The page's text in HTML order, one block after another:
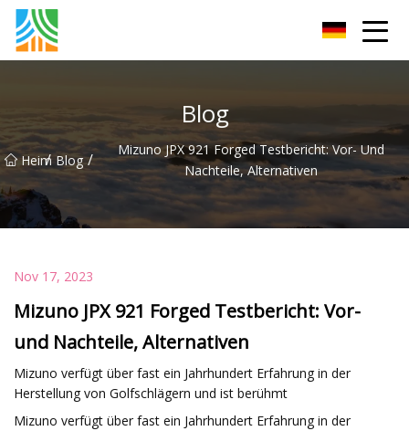
Blog
Heim
/ Blog /
Mizuno JPX 921 Forged Testbericht: Vor- Und
Nachteile, Alternativen
Nov 17, 2023
Mizuno JPX 921 Forged Testbericht: Vor-
und Nachteile, Alternativen
Mizuno verfügt über fast ein Jahrhundert Erfahrung in der
Herstellung von Golfschlägern und ist berühmt
Mizuno verfügt über fast ein Jahrhundert Erfahrung in der